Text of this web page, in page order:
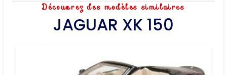
Découvrez des modèles similaires
JAGUAR XK 150